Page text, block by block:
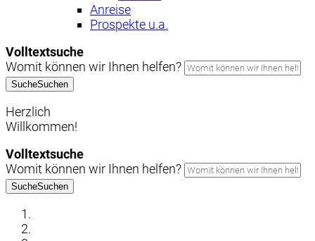
Anreise
Prospekte u.a.
Volltextsuche
Womit können wir Ihnen helfen?
SucheSuchen
Herzlich
Willkommen!
Volltextsuche
Womit können wir Ihnen helfen?
SucheSuchen